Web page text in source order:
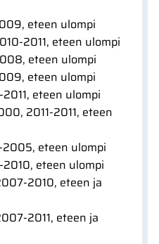
eteen ulompi
2011, eteen ulompi
eteen ulompi
eteen ulompi
eteen ulompi
2011-2011, eteen
eteen ulompi
eteen ulompi
2010, eteen ja
2011, eteen ja